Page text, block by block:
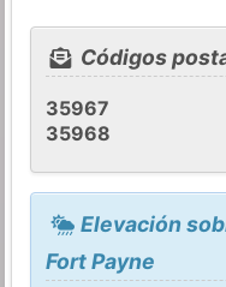
Códigos
35967
35968
Elevación
Fort Payne